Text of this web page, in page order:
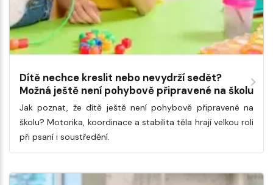
Dítě nechce kreslit nebo nevydrží sedět?
Možná ještě není pohybově připravené na školu
Jak poznat, že dítě ještě není pohybově připravené na
školu? Motorika, koordinace a stabilita těla hrají velkou roli
při psaní i soustředění.